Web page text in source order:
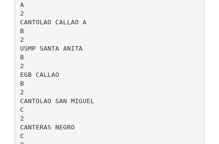
A
2
CANTOLAO CALLAO A
B
2
USMP SANTA ANITA
B
2
EGB CALLAO
B
2
CANTOLAO SAN MIGUEL
C
2
CANTERAS NEGRO
C